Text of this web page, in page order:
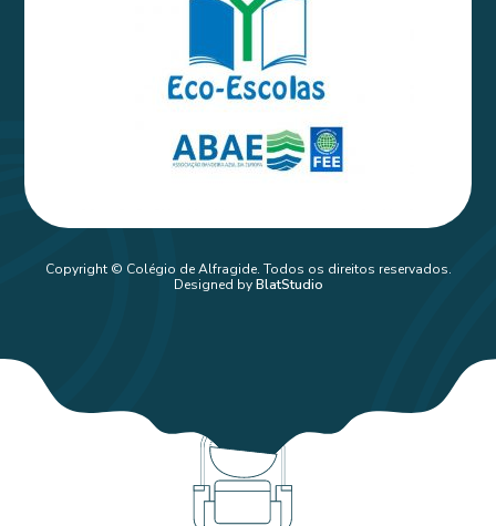
Copyright © Colégio de Alfragide. Todos os direitos reservados.
Designed byBlatStudio